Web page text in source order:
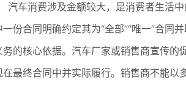
消费涉及金额较大，是消费者生活中
一份合同明确约定其为“全部”“唯一”合同
务的核心依据。汽车厂家或销售商宣传的
在最终合同中并实际履行。销售商不能以